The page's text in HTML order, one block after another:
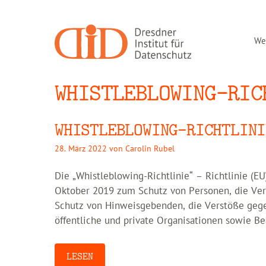
WHISTLEBLOWING-
WHISTLEBLOWING-
28. März 2022 von Carolin Rubel
Die „Whistleblowing-Richtlinie“ – Richtlinie
Oktober 2019 zum Schutz von Personen, die
Schutz von Hinweisgebenden, die Verstöße
öffentliche und private Organisationen sowie
LESEN